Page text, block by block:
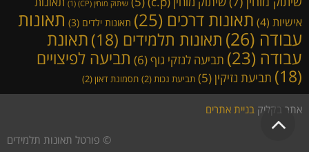
שיתוק מוחין (CP) (1)
אישיות (4) תאונות דרכים (25) תאונות ילדים (3)
תאונות
עבודה (26) תאונות תלמידים (18)
תאונת
עבודה (23) תביעה לנזקי גוף(6)
תביעה לפיצויים
(18)
תביעת נזיקין(5) תביעת נכות(2) תסמונת דאון(2)
אתר בקליק בניית אתרים
© פורטל תאונות תלמידים
גלילה